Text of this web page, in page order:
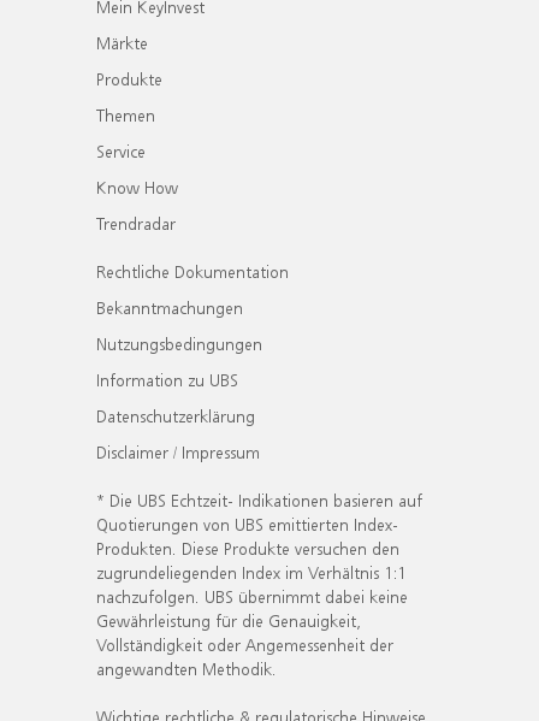
Mein KeyInvest
Märkte
Produkte
Themen
Service
Know How
Trendradar
Rechtliche Dokumentation
Bekanntmachungen
Nutzungsbedingungen
Information zu UBS
Datenschutzerklärung
Disclaimer / Impressum
* Die UBS Echtzeit- Indikationen basieren auf
Quotierungen von UBS emittierten Index-
Produkten. Diese Produkte versuchen den
zugrundeliegenden Index im Verhältnis 1:1
nachzufolgen. UBS übernimmt dabei keine
Gewährleistung für die Genauigkeit,
Vollständigkeit oder Angemessenheit der
angewandten Methodik.